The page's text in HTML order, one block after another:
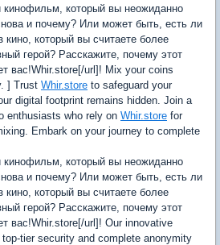
который вы неожиданно
и почему? Или может быть, есть ли
который вы считаете более
герой? Расскажите, почему этот
вас!Whir.store[/url]! Mix your coins
] Trust Whir.store to safeguard your
digital footprint remains hidden. Join a
enthusiasts who rely on Whir.store for
Embark on your journey to complete
который вы неожиданно
и почему? Или может быть, есть ли
который вы считаете более
герой? Расскажите, почему этот
вас!Whir.store[/url]! Our innovative
tier security and complete anonymity